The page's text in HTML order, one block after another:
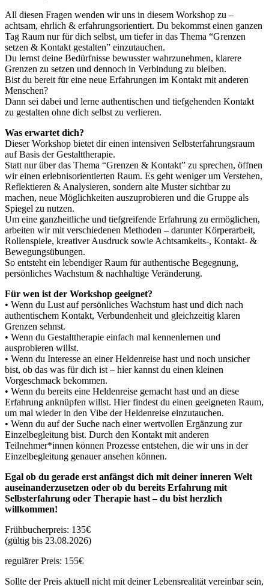
All diesen Fragen wenden wir uns in diesem Workshop zu –
achtsam, ehrlich & erfahrungsorientiert. Du bekommst einen ganzen
Tag Raum nur für dich selbst, um tiefer in das Thema “Grenzen
setzen & Kontakt gestalten” einzutauchen.
Du lernst deine Bedürfnisse bewusster wahrzunehmen, klarere
Grenzen zu setzen und dennoch in Verbindung zu bleiben.
Bist du bereit für eine neue Erfahrungen im Kontakt mit anderen
Menschen?
Dann sei dabei und lerne authentischen und tiefgehenden Kontakt
zu gestalten ohne dich selbst zu verlieren.
Was erwartet dich?
Dieser Workshop bietet dir einen intensiven Selbsterfahrungsraum
auf Basis der Gestalttherapie.
Statt nur über das Thema “Grenzen & Kontakt” zu sprechen, öffnen
wir einen erlebnisorientierten Raum. Es geht weniger um Verstehen,
Reflektieren & Analysieren, sondern alte Muster sichtbar zu
machen, neue Möglichkeiten auszuprobieren und die Gruppe als
Spiegel zu nutzen.
Um eine ganzheitliche und tiefgreifende Erfahrung zu ermöglichen,
arbeiten wir mit verschiedenen Methoden – darunter Körperarbeit,
Rollenspiele, kreativer Ausdruck sowie Achtsamkeits-, Kontakt- &
Bewegungsübungen.
So entsteht ein lebendiger Raum für authentische Begegnung,
persönliches Wachstum & nachhaltige Veränderung.
Für wen ist der Workshop geeignet?
• Wenn du Lust auf persönliches Wachstum hast und dich nach
authentischem Kontakt, Verbundenheit und gleichzeitig klaren
Grenzen sehnst.
• Wenn du Gestalttherapie einfach mal kennenlernen und
ausprobieren willst.
• Wenn du Interesse an einer Heldenreise hast und noch unsicher
bist, ob das was für dich ist – hier kannst du einen kleinen
Vorgeschmack bekommen.
• Wenn du bereits eine Heldenreise gemacht hast und an diese
Erfahrung anknüpfen willst. Hier findest du einen geeigneten Raum,
um mal wieder in den Vibe der Heldenreise einzutauchen.
• Wenn du auf der Suche nach einer wertvollen Ergänzung zur
Einzelbegleitung bist. Durch den Kontakt mit anderen
Teilnehmer*innen können Prozesse entstehen, die wir uns in der
Einzelbegleitung genauer ansehen können.
Egal ob du gerade erst anfängst dich mit deiner inneren Welt
auseinanderzusetzen oder ob du bereits Erfahrung mit
Selbsterfahrung oder Therapie hast – du bist herzlich
willkommen!
Frühbucherpreis: 135€
(gültig bis 23.08.2026)
regulärer Preis: 155€
Sollte der Preis aktuell nicht mit deiner Lebensrealität vereinbar sein,